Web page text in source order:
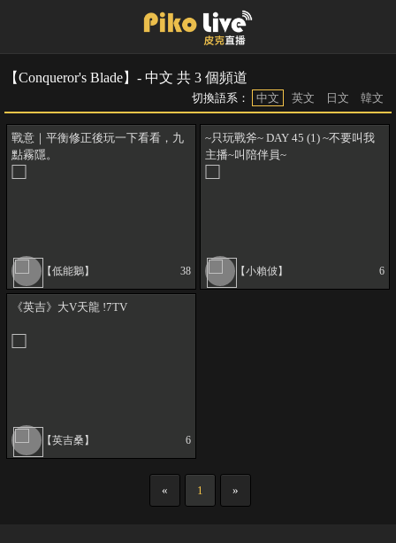
【Conqueror's Blade】- 中文 共 3 個頻道
切換語系： 中文 英文 日文 韓文
戰意｜平衡修正後玩一下看看，九
點霧隱。
【低能鵝】 38
~只玩戰斧~ DAY 45 (1) ~不要叫我
主播~叫陪伴員~
【小賴佊】 6
《英吉》大V天龍 !7TV
【英吉桑】 6
« 1 »